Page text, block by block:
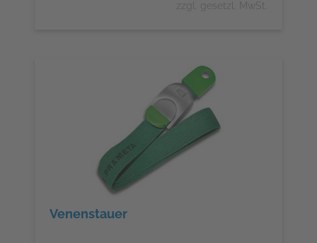
zzgl. gesetzl. MwSt.
Venenstauer